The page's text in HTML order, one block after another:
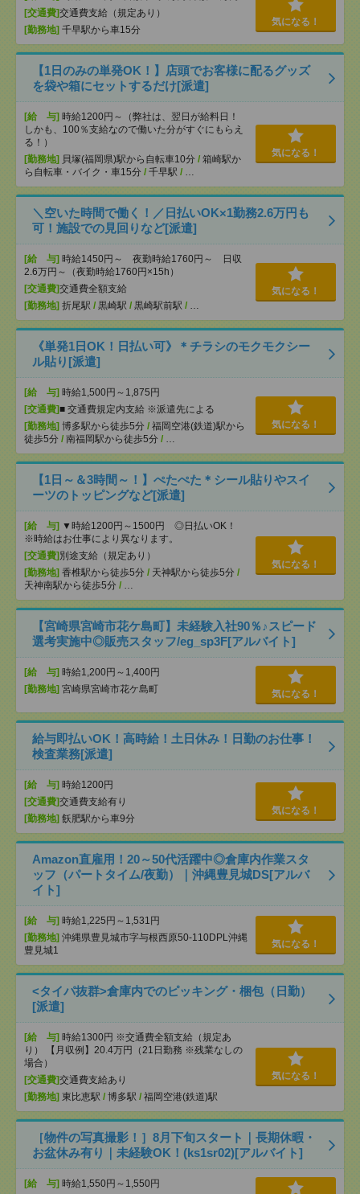
[交通費]交通費支給（規定あり）
[勤務地] 千早駅から車15分
気になる！
【1日のみの単発OK！】店頭でお客様に配るグッズ
を袋や箱にセットするだけ[派遣]
[給 与] 時給1200円～（弊社は、翌日が給料日！
しかも、100％支給なので働いた分がすぐにもらえ
る！）
[勤務地] 貝塚(福岡県)駅から自転車10分 / 箱崎駅か
ら自転車・バイク・車15分 / 千早駅 / …
気になる！
＼空いた時間で働く！／日払いOK×1勤務2.6万円も
可！施設での見回りなど[派遣]
[給 与] 時給1450円～ 夜勤時給1760円～ 日収
2.6万円～（夜勤時給1760円×15h）
[交通費]交通費全額支給
[勤務地] 折尾駅 / 黒崎駅 / 黒崎駅前駅 / …
気になる！
《単発1日OK！日払い可》＊チラシのモクモクシー
ル貼り[派遣]
[給 与] 時給1,500円～1,875円
[交通費]■ 交通費規定内支給 ※派遣先による
[勤務地] 博多駅から徒歩5分 / 福岡空港(鉄道)駅から
徒歩5分 / 南福岡駅から徒歩5分 / …
気になる！
【1日～＆3時間～！】ぺたぺた＊シール貼りやスイ
ーツのトッピングなど[派遣]
[給 与] ▼時給1200円～1500円 ◎日払いOK！
※時給はお仕事により異なります。
[交通費] 別途支給（規定あり）
[勤務地] 香椎駅から徒歩5分 / 天神駅から徒歩5分 /
天神南駅から徒歩5分 / …
気になる！
【宮崎県宮崎市花ケ島町】未経験入社90％♪スピード
選考実施中◎販売スタッフ/eg_sp3F[アルバイト]
[給 与] 時給1,200円～1,400円
[勤務地] 宮崎県宮崎市花ケ島町 気になる！
給与即払いOK！高時給！土日休み！日勤のお仕事！
検査業務[派遣]
[給 与] 時給1200円
[交通費]交通費支給有り
[勤務地] 飫肥駅から車9分
気になる！
Amazon直雇用！20～50代活躍中◎倉庫内作業スタ
ッフ（パートタイム/夜勤）｜沖縄豊見城DS[アルバ
イト]
[給 与] 時給1,225円～1,531円
[勤務地] 沖縄県豊見城市字与根西原50-110DPL沖縄
豊見城1
気になる！
<タイパ抜群>倉庫内でのピッキング・梱包（日勤）
[派遣]
[給 与] 時給1300円 ※交通費全額支給（規定あ
り） 【月収例】20.4万円（21日勤務 ※残業なしの
場合）
[交通費]交通費支給あり
[勤務地] 東比恵駅 / 博多駅 / 福岡空港(鉄道)駅
気になる！
［物件の写真撮影！］8月下旬スタート｜長期休暇・
お盆休み有り｜未経験OK！(ks1sr02)[アルバイト]
[給 与] 時給1,550円～1,550円